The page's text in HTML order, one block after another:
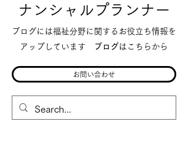
ナンシャルプランナー
ブログには福祉分野に関するお役立ち情報を
アップしています
ブログ はこちらから
お問い合わせ